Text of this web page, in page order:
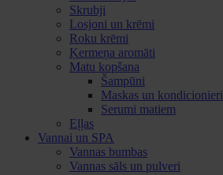
Skrubji
Losjoni un krēmi
Roku krēmi
Ķermeņa aromāti
Matu kopšana
Šampūni
Maskas un kondicionieri
Serumi matiem
Eļļas
Vannai un SPA
Vannas bumbas
Vannas sāls un pulveri